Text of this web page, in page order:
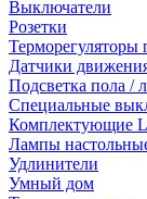
Выключатели
Розетки
Терморегуляторы
Датчики
Подсветка пола /
Специальные
Комплектующие
Лампы
Удлинители
Умный дом